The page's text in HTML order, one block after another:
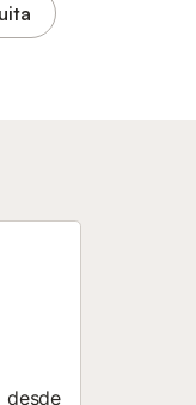
desde